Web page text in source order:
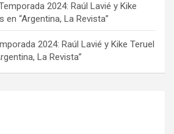
2024: Raúl Lavié y Kike
en “Argentina, La Revista”
2024: Raúl Lavié y Kike Teruel
La Revista”